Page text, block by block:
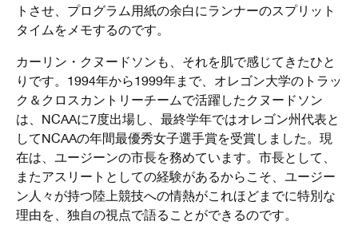
トさせ、プログラム用紙の余白にランナーのスプリット
タイムをメモするのです。
カーリン・クヌードソンも、それを肌で感じてきたひと
りです。1994年から1999年まで、オレゴン大学のトラッ
ク＆クロスカントリーチームで活躍したクヌードソン
は、NCAAに7度出場し、最終学年ではオレゴン州代表と
してNCAAの年間最優秀女子選手賞を受賞しました。現
在は、ユージーンの市長を務めています。市長として、
またアスリートとしての経験があるからこそ、ユージー
ン人々が持つ陸上競技への情熱がこれほどまでに特別な
理由を、独自の視点で語ることができるのです。